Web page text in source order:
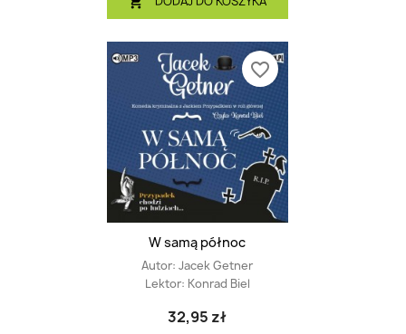
W samą północ
Autor: Jacek Getner
Lektor: Konrad Biel
32,95 zł
favorite_border